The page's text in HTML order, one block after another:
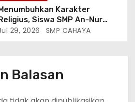
Karakter
Siswa SMP An-Nur
Salat Dhuha di Sela
29, 2026 SMP CAHAYA
Balasan